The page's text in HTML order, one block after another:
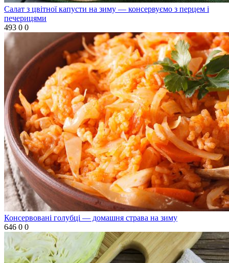
Салат з цвітної капусти на зиму — консервуємо з перцем і
печерицями
493 0 0
Консервовані голубці — домашня страва на зиму
646 0 0